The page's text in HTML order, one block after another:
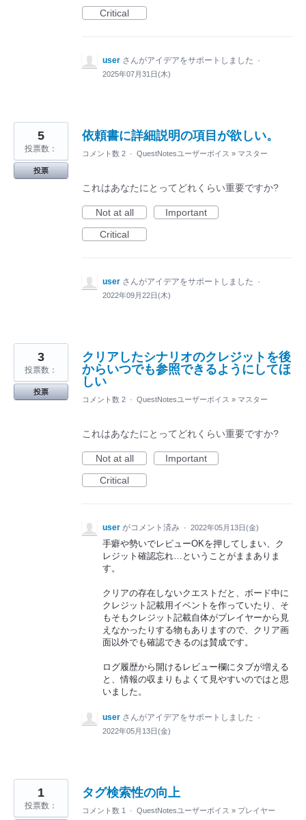
Critical
user さんがアイデアをサポートしました ·
2025年07月31日(木)
依頼書に詳細説明の項目が欲しい。
5
投票数：
投票
コメント数 2 · QuestNotesユーザーボイス » マスター
これはあなたにとってどれくらい重要ですか?
Not at all
Important
Critical
user さんがアイデアをサポートしました ·
2022年09月22日(木)
クリアしたシナリオのクレジットを後
からいつでも参照できるようにしてほ
しい
3
投票数：
投票
コメント数 2 · QuestNotesユーザーボイス » マスター
これはあなたにとってどれくらい重要ですか?
Not at all
Important
Critical
user がコメント済み · 2022年05月13日(金)
手癖や勢いでレビューOKを押してしまい、ク
レジット確認忘れ…ということがままありま
す。
クリアの存在しないクエストだと、ボード中に
クレジット記載用イベントを作っていたり、そ
もそもクレジット記載自体がプレイヤーから見
えなかったりする物もありますので、クリア画
面以外でも確認できるのは賛成です。
ログ履歴から開けるレビュー欄にタブが増える
と、情報の収まりもよくて見やすいのではと思
いました。
user さんがアイデアをサポートしました ·
2022年05月13日(金)
タグ検索性の向上
1
投票数： コメント数 1 · QuestNotesユーザーボイス » プレイヤー